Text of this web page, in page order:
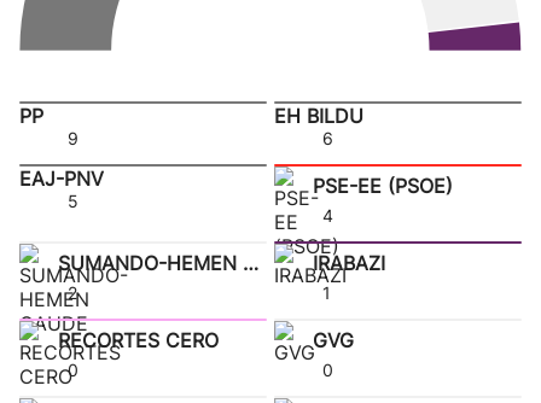
PP
9
EH BILDU
6
EAJ-PNV
5
PSE-EE (PSOE)
4
SUMANDO-HEMEN GAUDE
2
IRABAZI
1
RECORTES CERO
0
GVG
0